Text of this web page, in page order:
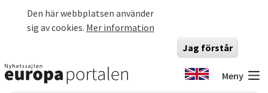
Den här webbplatsen använder
sig av cookies. Mer information
Jag förstår
Meny